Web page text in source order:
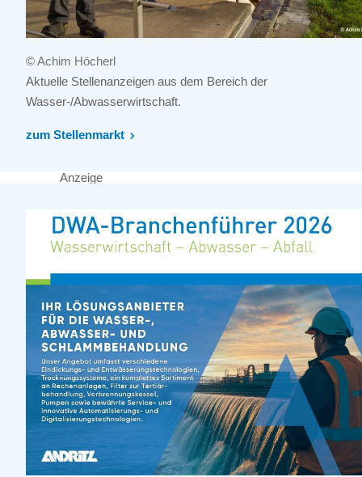
© Achim Höcherl
Aktuelle Stellenanzeigen aus dem Bereich der
Wasser-/Abwasserwirtschaft.
zum Stellenmarkt
Anzeige